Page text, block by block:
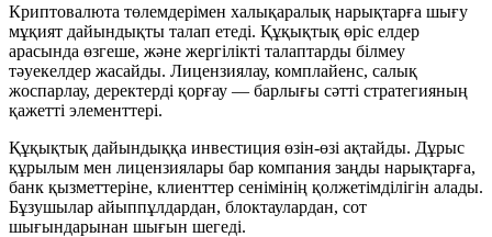
Криптовалюта төлемдерімен халықаралық нарықтарға шығу
мұқият дайындықты талап етеді. Құқықтық өріс елдер
арасында өзгеше, және жергілікті талаптарды білмеу
тәуекелдер жасайды. Лицензиялау, комплайенс, салық
жоспарлау, деректерді қорғау — барлығы сәтті стратегияның
қажетті элементтері.
Құқықтық дайындыққа инвестиция өзін-өзі ақтайды. Дұрыс
құрылым мен лицензиялары бар компания заңды нарықтарға,
банк қызметтеріне, клиенттер сенімінің қолжетімділігін алады.
Бұзушылар айыппұлдардан, блоктаулардан, сот
шығындарынан шығын шегеді.